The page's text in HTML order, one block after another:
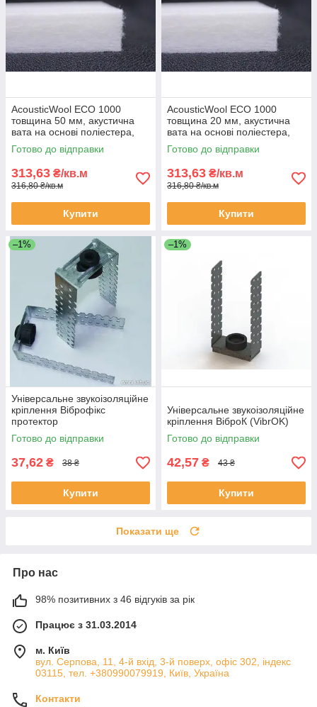
AcousticWool ECO 1000
товщина 50 мм, акустична
вата на основі поліестера,
біла (2,4 м2/упак.)
Готово до відправки
313,63 ₴/кв.м
316,80 ₴/кв.м
Купити
AcousticWool ECO 1000
товщина 20 мм, акустична
вата на основі поліестера,
біла (6кв.м/упак.)
Готово до відправки
313,63 ₴/кв.м
316,80 ₴/кв.м
Купити
–1%
Універсальне звукоізоляційне
кріплення Віброфікс
протектор
Готово до відправки
37,62 ₴ 38 ₴
Купити
–1%
Універсальне звукоізоляційне
кріплення ВіброК (VibrOK)
Готово до відправки
42,57 ₴ 43 ₴
Купити
Показати ще
Про нас
98% позитивних з 46 відгуків за рік
Працює з 31.03.2014
м. Київ
вул. Серпова, 11, 4-й вхід, 3-й поверх, офіс 302, індекс
03115, тел. +380990079919, Київ, Україна
Контакти